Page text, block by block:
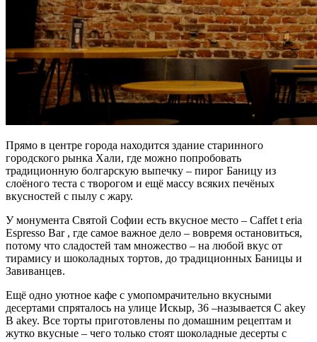
Прямо в центре города находится здание старинного
городского рынка Хали, где можно попробовать
традиционную болгарскую выпечку – пирог Баницу из
слоёного теста с творогом и ещё массу всяких печёных
вкусностей с пылу с жару.
У монумента Святой Софии есть вкусное место – Caffet t eria
Espresso Bar , где самое важное дело – вовремя остановиться,
потому что сладостей там множество – на любой вкус от
тирамису и шоколадных тортов, до традиционных Баницы и
Завиванцев.
Ещё одно уютное кафе с умопомрачительно вкусными
десертами спряталось на улице Искыр, 36 –называется C akey
B akey. Все торты приготовлены по домашним рецептам и
жутко вкусные – чего только стоят шоколадные десерты с